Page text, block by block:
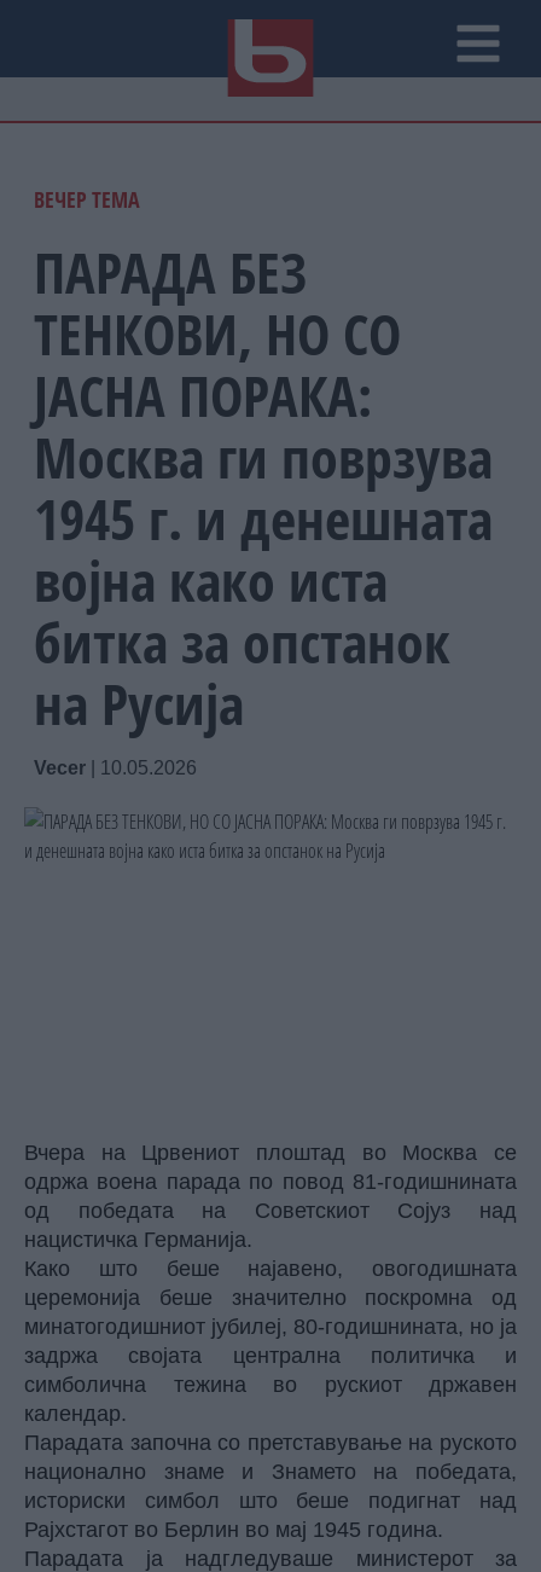
ВЕЧЕР ТЕМА
ПАРАДА БЕЗ
ТЕНКОВИ, НО СО
ЈАСНА ПОРАКА:
Москва ги поврзува
1945 г. и денешната
војна како иста
битка за опстанок
на Русија
Vecer 10.05.2026
Вчера на Црвениот плоштад во Москва се
одржа воена парада по повод 81-годишнината
од победата на Советскиот Сојуз над
нацистичка Германија.
Како што беше најавено, овогодишната
церемонија беше значително поскромна од
минатогодишниот јубилеј, 80-годишнината, но ја
задржа својата централна политичка и
симболична тежина во рускиот државен
календар.
Парадата започна со претставување на руското
национално знаме и Знамето на победата,
историски симбол што беше подигнат над
Рајхстагот во Берлин во мај 1945 година.
Парадата ја надгледуваше министерот за